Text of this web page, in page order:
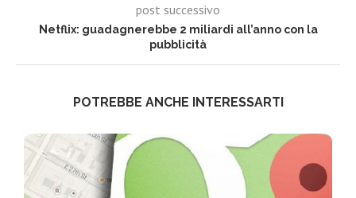
post successivo
Netflix: guadagnerebbe 2 miliardi all’anno con la
pubblicità
POTREBBE ANCHE INTERESSARTI